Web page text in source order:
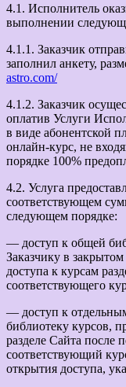
4.1. Исполнитель
выполнении
4.1.1. Заказчик
заполнил анкету,
astro.com/
4.1.2. Заказчик
оплатив Услуги
в виде абонентской
онлайн-курс, не
порядке 100%
4.2. Услуга
соответствующем
следующем порядке:
— доступ к общей
Заказчику в
доступа к курсам
соответствующего
— доступ к
библиотеку курсов,
разделе Сайта после
соответствующий
открытия доступа,